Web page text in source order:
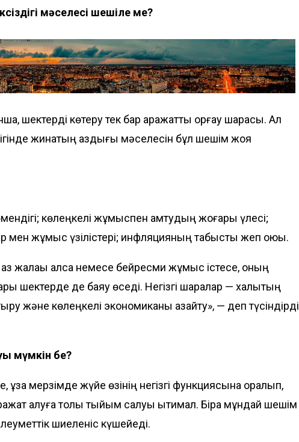
мәселесі шешіле ме?
шектерді көтеру тек бар қаражатты қорғау шарасы. Ал
жинақтың аздығы мәселесін бұл шешім жоя
көлеңкелі жұмыспен қамтудың жоғары үлесі;
мен жұмыс үзілістері; инфляцияның табысты жеп қоюы.
аз жалақы алса немесе бейресми жұмыс істесе, оның
шектерде де баяу өседі. Негізгі шаралар — халықтың
және көлеңкелі экономиканы азайту», — деп түсіндірді
мүмкін бе?
ұзақ мерзімде жүйе өзінің негізгі функциясына оралып,
алуға толық тыйым салуы ықтимал. Бірақ мұндай шешім
шиеленіс күшейеді.